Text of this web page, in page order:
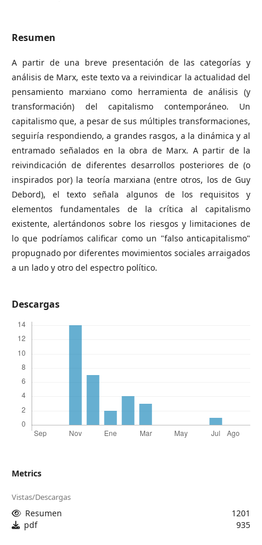
Resumen
A partir de una breve presentación de las categorías y
análisis de Marx, este texto va a reivindicar la actualidad del
pensamiento marxiano como herramienta de análisis (y
transformación) del capitalismo contemporáneo. Un
capitalismo que, a pesar de sus múltiples transformaciones,
seguiría respondiendo, a grandes rasgos, a la dinámica y al
entramado señalados en la obra de Marx. A partir de la
reivindicación de diferentes desarrollos posteriores de (o
inspirados por) la teoría marxiana (entre otros, los de Guy
Debord), el texto señala algunos de los requisitos y
elementos fundamentales de la crítica al capitalismo
existente, alertándonos sobre los riesgos y limitaciones de
lo que podríamos calificar como un "falso anticapitalismo"
propugnado por diferentes movimientos sociales arraigados
a un lado y otro del espectro político.
Descargas
Metrics
Vistas/Descargas
Resumen
1201
pdf
935